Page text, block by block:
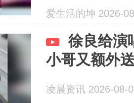
爱生活的坤 2026-
徐良给演
小哥又额外
凌晨资讯 2026-08-